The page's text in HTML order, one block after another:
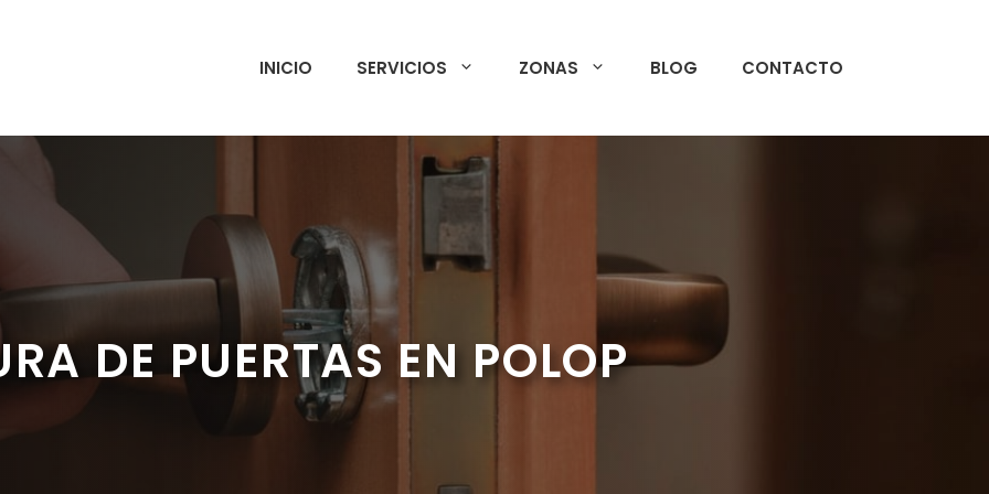
INICIO SERVICIOS ZONAS BLOG CONTACTO
DE PUERTAS EN POLOP